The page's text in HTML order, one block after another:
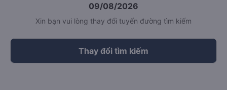
09/08/2026
Xin bạn vui lòng thay đổi tuyến đường tìm kiếm
Thay đổi tìm kiếm